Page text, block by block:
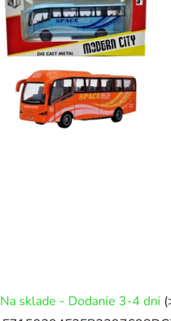
Na sklade - Dodanie 3-4 dni